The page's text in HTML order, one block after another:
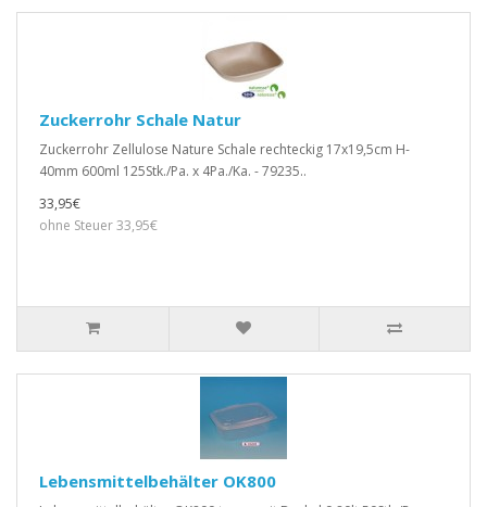
Zuckerrohr Schale Natur
Zuckerrohr Zellulose Nature Schale rechteckig 17x19,5cm H-
40mm 600ml 125Stk./Pa. x 4Pa./Ka. - 79235..
33,95€
ohne Steuer 33,95€
Lebensmittelbehälter OK800